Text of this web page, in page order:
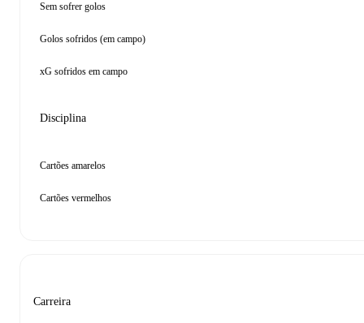
Sem sofrer golos
Golos sofridos (em campo)
xG sofridos em campo
Disciplina
Cartões amarelos
Cartões vermelhos
Carreira